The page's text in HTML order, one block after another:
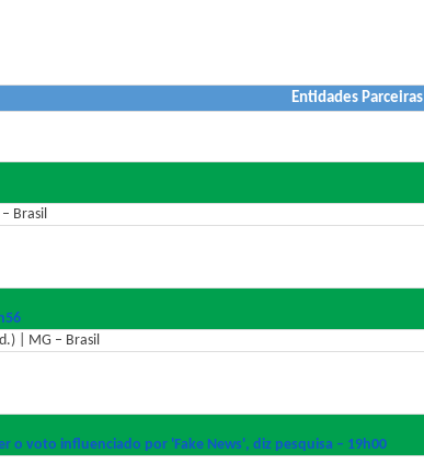
Entidades Parceiras
Brasil
| MG – Brasil
o voto influenciado por 'Fake News', diz pesquisa – 19h00